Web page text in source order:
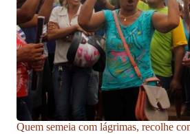
Quem semeia com lágrimas, recolhe